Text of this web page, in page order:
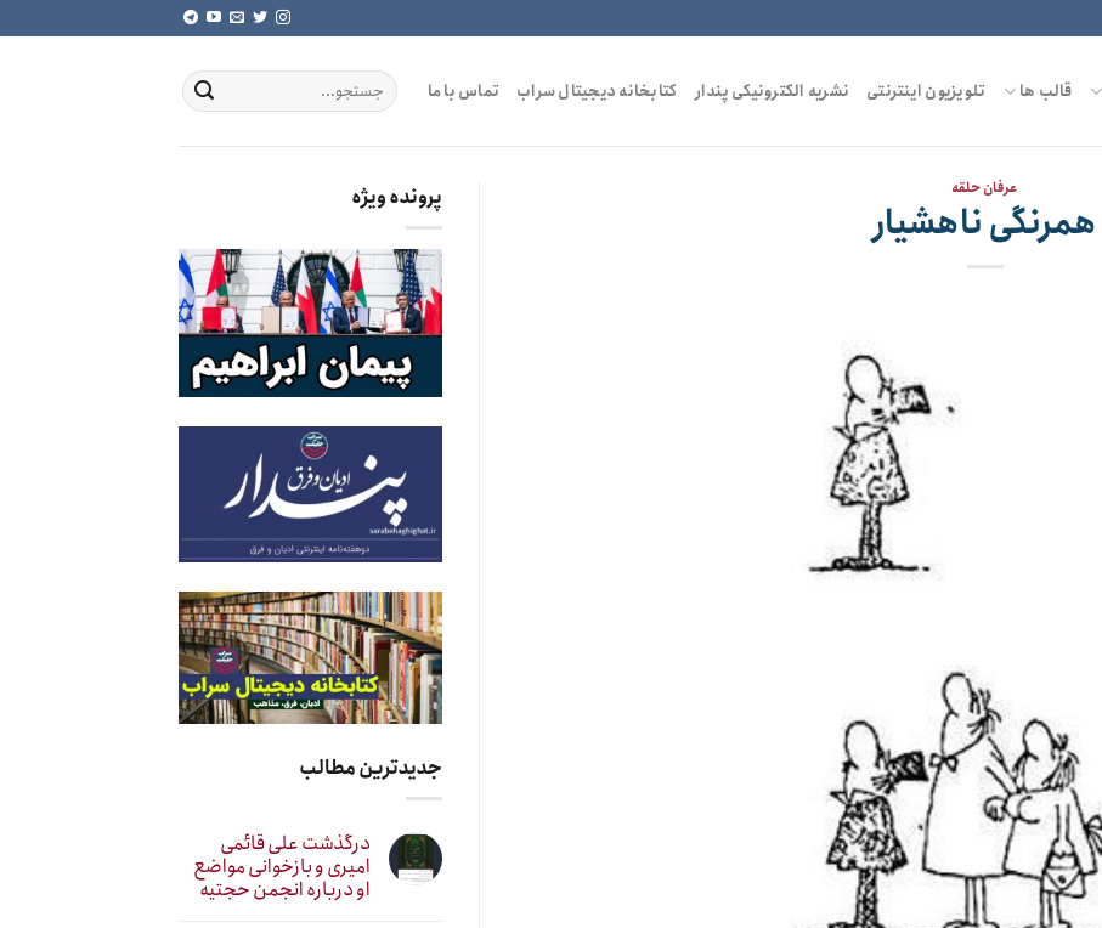
قالب ها تلویزیون اینترنتی نشریه الکترونیکی پندار کتابخانه دیجیتال سراب تماس با ما
عرفان حلقه
همرنگی ناهشیار
پرونده ویژه
جدیدترین مطالب
درگذشت علی قائمی
امیری و بازخوانی مواضع
او درباره انجمن حجتیه